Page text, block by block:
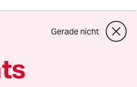
Gerade nicht